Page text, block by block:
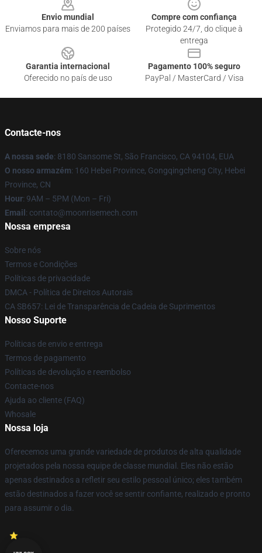
Envio mundial
Enviamos para mais de 200 países
Compre com confiança
Protegido 24/7, do clique à
entrega
Garantia internacional
Oferecido no país de uso
Pagamento 100% seguro
PayPal / MasterCard / Visa
Contacte-nos
A nossa sede: 8180 Sansome St, São Francisco, CA 94104, EUA
O nosso armazém: 160 Hebei Province, Gongqingcheng City, Hebei
Province, CN
Hour: 9AM – 5PM (Mon – Fri)
Email : contato@moonrisemech.com
Nossa empresa
Sobre nós
Termos e Condições
Políticas de privacidade
DMCA - Política de Direitos Autorais
CA SB657: Lei de Transparência de Cadeia de Suprimentos
Nosso Suporte
Políticas de envio e entrega
Termos de pagamento
Políticas de devolução e reembolso
Contacte-nos
Ajuda ao cliente (FAQ)
Whosale
Nossa loja
Oferecemos uma grande variedade de produtos de alta qualidade
projetados pela nossa equipe de classe mundial. Eles não estão
apenas destinados a refletir seu estilo pessoal único; eles também
estão destinados a fazer você se sentir confiante, realizado e pronto
para assumir o dia.